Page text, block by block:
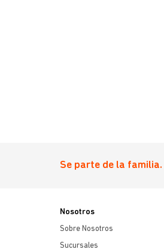
Se parte de la familia.
Nosotros
Sobre Nosotros
Sucursales